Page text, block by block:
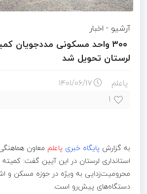
آرشیو - اخبار
۳۰۰ واحد مسکونی مددجویان
لرستان تحویل شد
پاعلم ۱۴۰۱/۰۶/۱۷
۱
به گزارش پایگاه خبری پاعلم معاون
استانداری لرستان در این آیین گفت:
محرومیت‌زدایی به ویژه در حوزه مسکن و
دستگاه‌های پیش‌رو است.